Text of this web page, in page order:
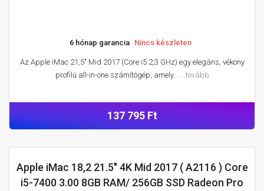
6 hónap garancia Nincs készleten
Az Apple iMac 21,5″ Mid 2017 (Core i5 2,3 GHz) egy elegáns, vékony
profilú all-in-one számítógép, amely... ...tovább
137 795 Ft
HASZNÁLT IMAC
Apple iMac 18,2 21.5" 4K Mid 2017 ( A2116 ) Core
i5-7400 3.00 8GB RAM/ 256GB SSD Radeon Pro